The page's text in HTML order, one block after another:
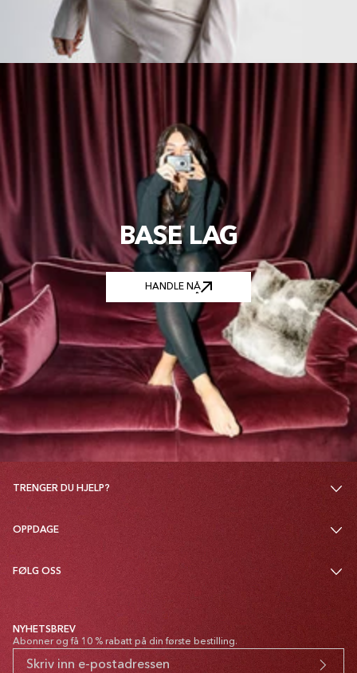
BASE LAG
HANDLE NÅ
TRENGER DU HJELP?
OPPDAGE
FØLG OSS
NYHETSBREV
Abonner og få 10 % rabatt på din første bestilling.